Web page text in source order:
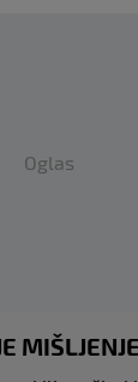
Oglas